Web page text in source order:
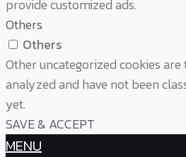
provide customized ads.
Others
Others
Other uncategorized cookies
analyzed and have not been
yet.
SAVE & ACCEPT
MENU